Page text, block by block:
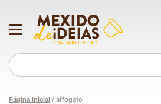
Página Inicial / affogato